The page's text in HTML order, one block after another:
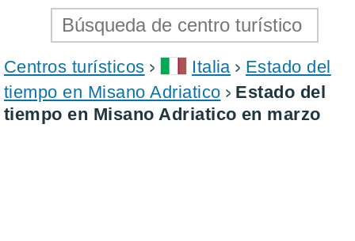
Centros turísticos Italia
Estado del
tiempo en Misano Adriatico
Estado del
tiempo en Misano Adriatico en marzo